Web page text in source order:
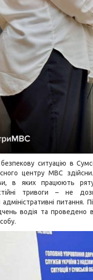
ситуацію в
центру МВС
в яких працюють
тривоги – не
питання.
водія та проведено